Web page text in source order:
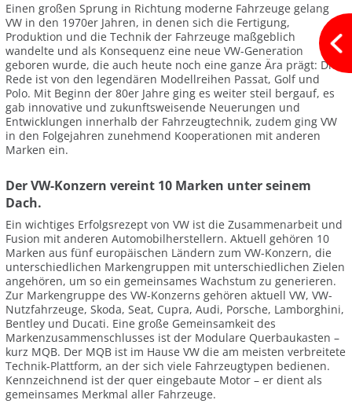
Einen großen Sprung in Richtung moderne Fahrzeuge gelang
VW in den 1970er Jahren, in denen sich die Fertigung,
Produktion und die Technik der Fahrzeuge maßgeblich
wandelte und als Konsequenz eine neue VW-Generation
geboren wurde, die auch heute noch eine ganze Ära prägt: Die
Rede ist von den legendären Modellreihen Passat, Golf und
Polo. Mit Beginn der 80er Jahre ging es weiter steil bergauf, es
gab innovative und zukunftsweisende Neuerungen und
Entwicklungen innerhalb der Fahrzeugtechnik, zudem ging VW
in den Folgejahren zunehmend Kooperationen mit anderen
Marken ein.
Der VW-Konzern vereint 10 Marken unter seinem
Dach.
Ein wichtiges Erfolgsrezept von VW ist die Zusammenarbeit und
Fusion mit anderen Automobilherstellern. Aktuell gehören 10
Marken aus fünf europäischen Ländern zum VW-Konzern, die
unterschiedlichen Markengruppen mit unterschiedlichen Zielen
angehören, um so ein gemeinsames Wachstum zu generieren.
Zur Markengruppe des VW-Konzerns gehören aktuell VW, VW-
Nutzfahrzeuge, Skoda, Seat, Cupra, Audi, Porsche, Lamborghini,
Bentley und Ducati. Eine große Gemeinsamkeit des
Markenzusammenschlusses ist der Modulare Querbaukasten –
kurz MQB. Der MQB ist im Hause VW die am meisten verbreitete
Technik-Plattform, an der sich viele Fahrzeugtypen bedienen.
Kennzeichnend ist der quer eingebaute Motor – er dient als
gemeinsames Merkmal aller Fahrzeuge.